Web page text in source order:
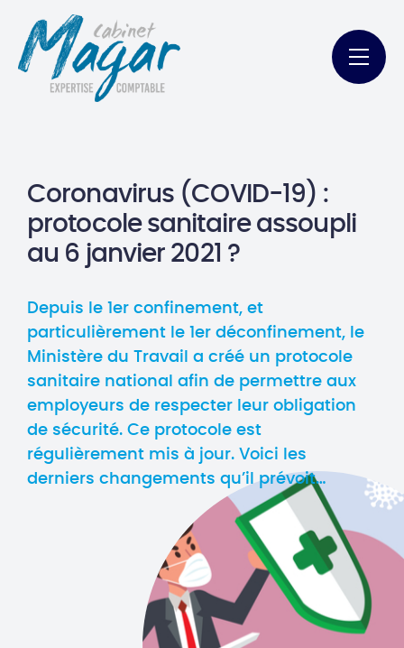
Coronavirus (COVID-19) :
protocole sanitaire assoupli
au 6 janvier 2021 ?
Depuis le 1er confinement, et
particulièrement le 1er déconfinement, le
Ministère du Travail a créé un protocole
sanitaire national afin de permettre aux
employeurs de respecter leur obligation
de sécurité. Ce protocole est
régulièrement mis à jour. Voici les
derniers changements qu’il prévoit…